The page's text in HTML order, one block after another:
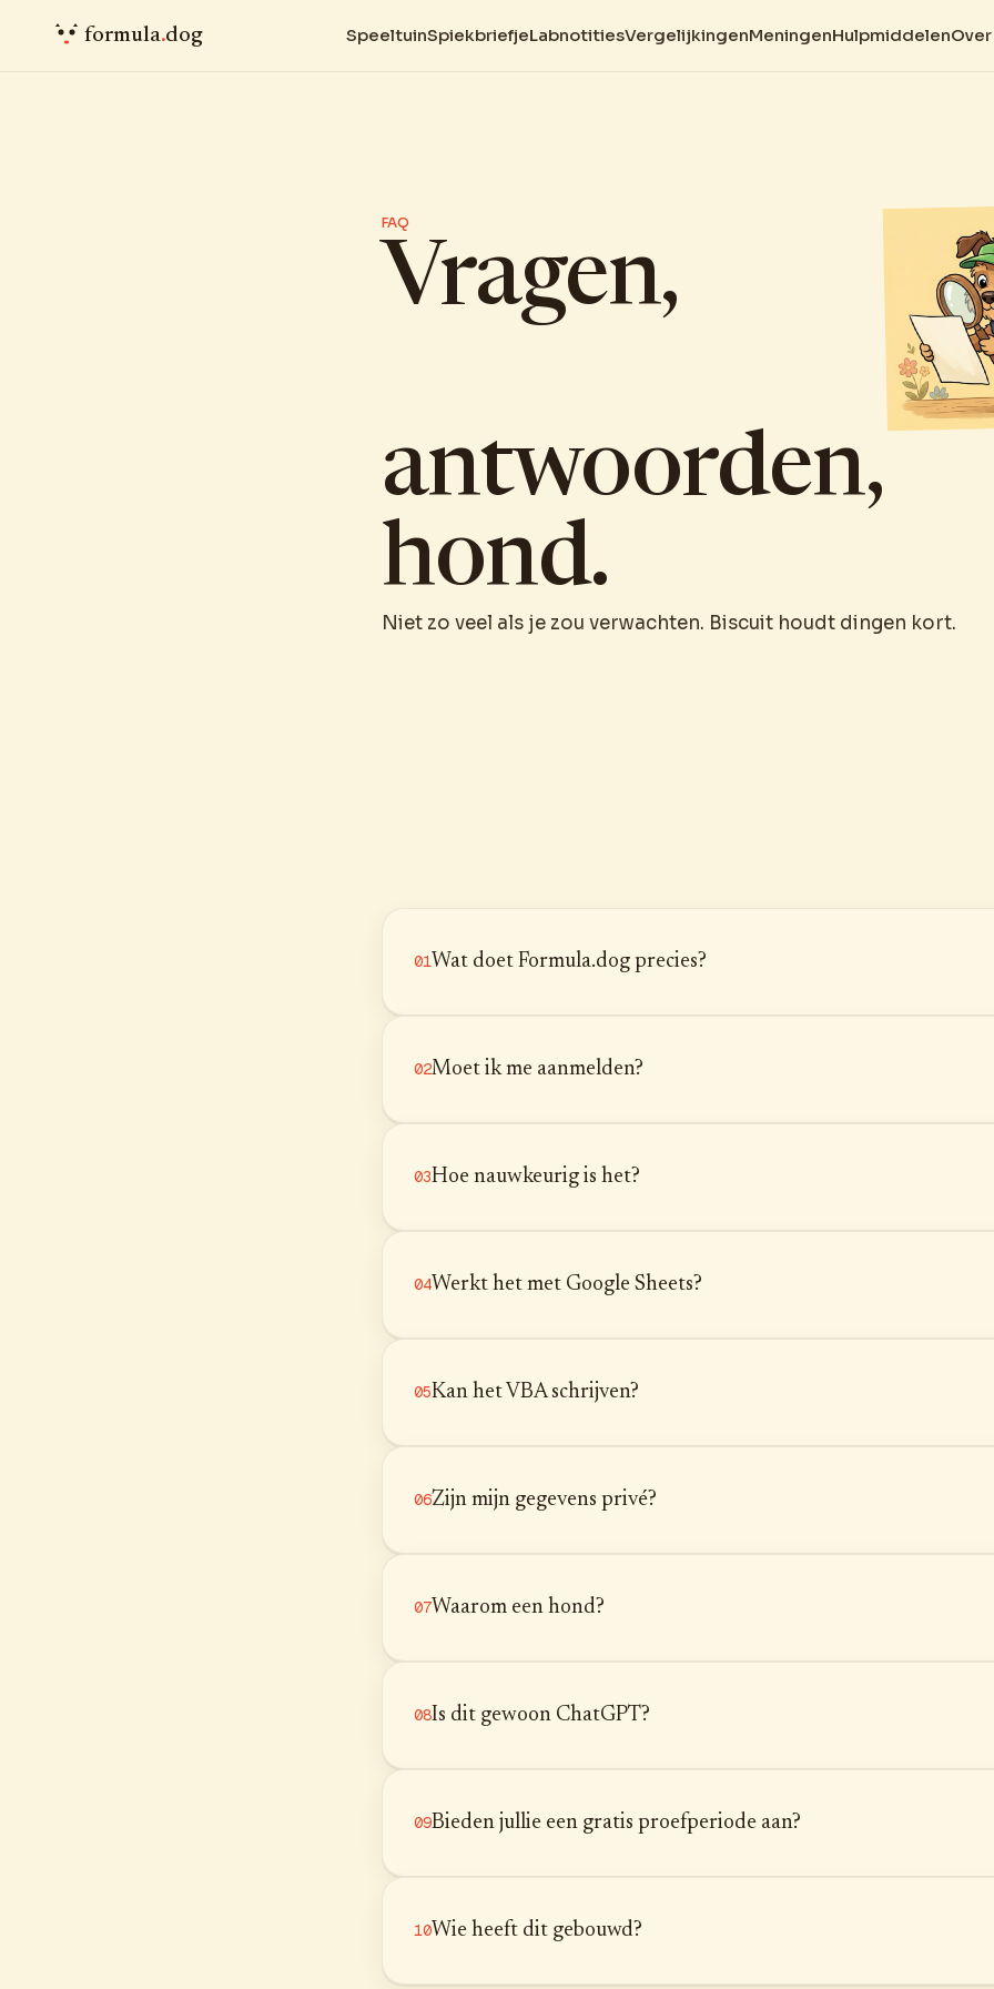
formula.dog SpeeltuinSpiekbriefjeLabnotitiesVergelijkingenMeningenHulpmiddelen
FAQ
Vragen,
antwoorden,
hond.
Niet zo veel als je zou verwachten. Biscuit houdt dingen kort.
01Wat doet Formula.dog precies?
02Moet ik me aanmelden?
03Hoe nauwkeurig is het?
04Werkt het met Google Sheets?
05Kan het VBA schrijven?
06Zijn mijn gegevens privé?
07Waarom een hond?
08Is dit gewoon ChatGPT?
09Bieden jullie een gratis proefperiode aan?
10Wie heeft dit gebouwd?